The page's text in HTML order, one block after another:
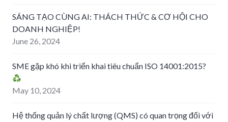
SÁNG TẠO CÙNG AI: THÁCH THỨC & CƠ HỘI CHO
DOANH NGHIỆP!
June 26, 2024
SME gặp khó khi triển khai tiêu chuẩn ISO 14001:2015?
May 10, 2024
Hệ thống quản lý chất lượng (QMS) có quan trọng đối với